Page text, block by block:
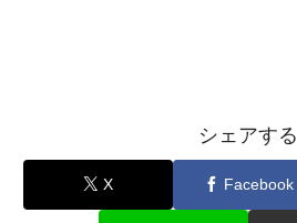
シェアする
X Facebook